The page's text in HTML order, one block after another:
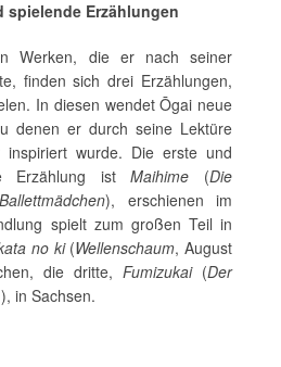
spielende Erzählungen
Werken, die er nach seiner
finden sich drei Erzählungen,
In diesen wendet Ōgai neue
denen er durch seine Lektüre
inspiriert wurde. Die erste und
Erzählung istMaihime (Die
), erschienen im
spielt zum großen Teil in
no ki(Wellenschaum, August
die dritte, Fumizukai(Der
in Sachsen.